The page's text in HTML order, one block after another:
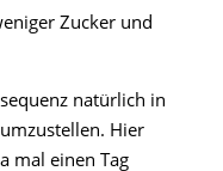
Zucker und
natürlich in
Hier
mal einen Tag